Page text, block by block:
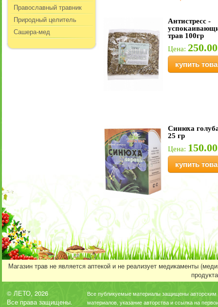
Православный травник
Природный целитель
Сашера-мед
Антистресс -
трав 100гр
Цена:
купить
Синюха
25 гр
Цена:
купить
Магазин трав не является аптекой и не реализует медикаменты
© ЛЕТО, 2026
Все права защищены.
Все публикуемые материалы защищены авторским
материалов, указание авторства и ссылка на